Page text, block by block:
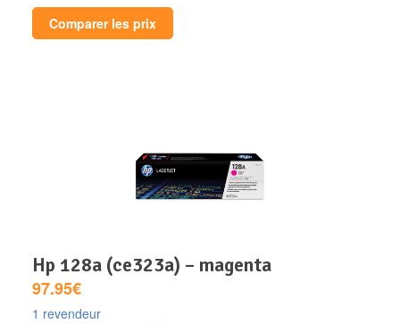
Comparer les prix
hp 128a (ce323a) – magenta
97.95€
1 revendeur